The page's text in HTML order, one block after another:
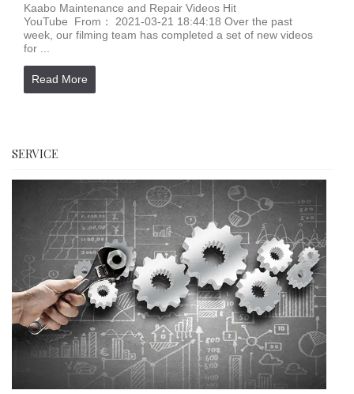
Kaabo Maintenance and Repair Videos Hit
YouTube From： 2021-03-21 18:44:18 Over the past
week, our filming team has completed a set of new videos
for ...
Read More
SERVICE